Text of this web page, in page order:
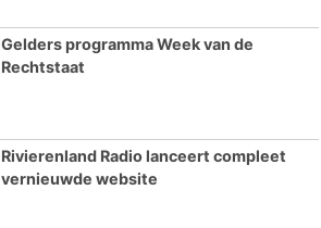
Gelders programma Week van de
Rechtstaat
Rivierenland Radio lanceert compleet
vernieuwde website